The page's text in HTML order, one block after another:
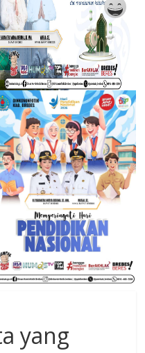
yang